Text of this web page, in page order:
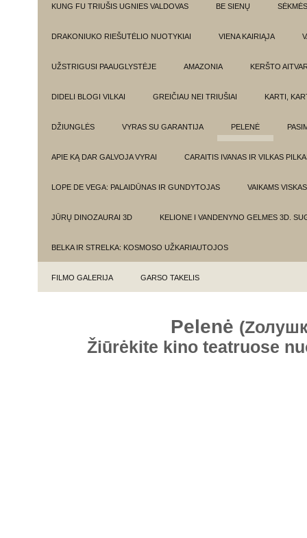
KUNG FU TRIUŠIS UGNIES VALDOVAS BE SIENŲ
DRAKONIUKO RIEŠUTĖLIO NUOTYKIAI VIENA KAIRIĄJA
UŽSTRIGUSI PAAUGLYSTĖJE AMAZONIA KERŠTO
DIDELI BLOGI VILKAI GREIČIAU NEI TRIUŠIAI KARTI,
DŽIUNGLĖS VYRAS SU GARANTIJA PELENĖ
APIE KĄ DAR GALVOJA VYRAI CARAITIS IVANAS IR VILKAS
LOPE DE VEGA: PALAIDŪNAS IR GUNDYTOJAS VAIKAMS
JŪRŲ DINOZAURAI 3D KELIONE I VANDENYNO GELMES 3D.
BELKA IR STRELKA: KOSMOSO UŽKARIAUTOJOS
FILMO GALERIJA GARSO TAKELIS
Pelenė
Žiūrėkite kino teatruose